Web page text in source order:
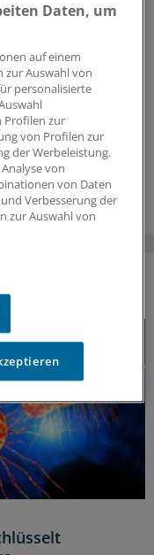
– mehr als 10.000
Darm-Erkrankung
verursacht. Im
Daten, um
auf einem
zur Auswahl von
personalisierte
Profilen zur
von Profilen zur
der Werbeleistung.
von
von Daten
Verbesserung der
zur Auswahl von